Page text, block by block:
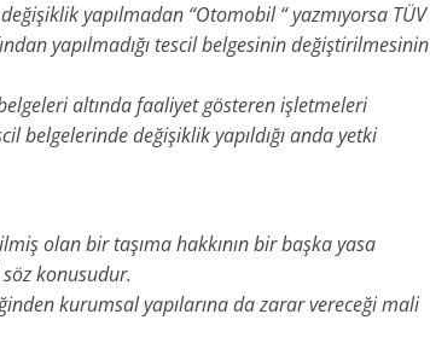
yapılmadan “Otomobil “ yazmıyorsa TÜV
yapılmadığı tescil belgesinin değiştirilmesinin
altında faaliyet gösteren işletmeleri
belgelerinde değişiklik yapıldığı anda yetki
olan bir taşıma hakkının bir başka yasa
konusudur.
kurumsal yapılarına da zarar vereceği mali